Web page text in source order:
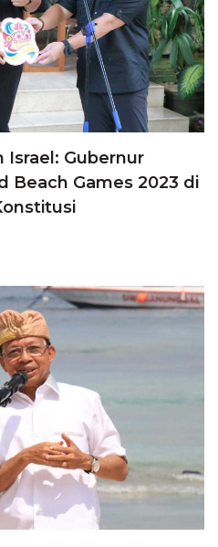
Israel: Gubernur
Beach Games 2023 di